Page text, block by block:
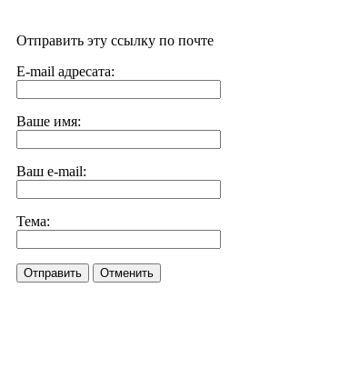
Отправить эту ссылку по почте
E-mail адресата:
Ваше имя:
Ваш e-mail:
Тема:
Отправить Отменить